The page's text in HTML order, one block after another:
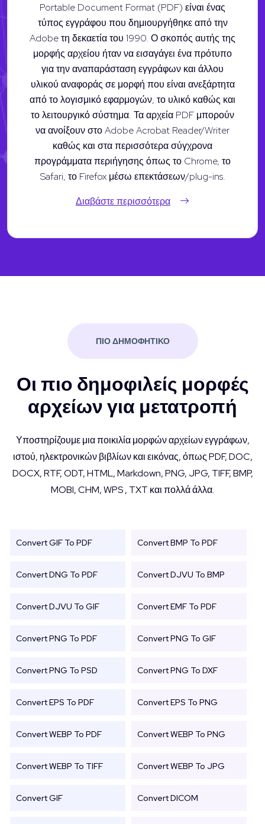
Portable Document Format (PDF) είναι ένας
τύπος εγγράφου που δημιουργήθηκε από την
Adobe τη δεκαετία του 1990. Ο σκοπός αυτής της
μορφής αρχείου ήταν να εισαγάγει ένα πρότυπο
για την αναπαράσταση εγγράφων και άλλου
υλικού αναφοράς σε μορφή που είναι ανεξάρτητα
από το λογισμικό εφαρμογών, το υλικό καθώς και
το λειτουργικό σύστημα. Τα αρχεία PDF μπορούν
να ανοίξουν στο Adobe Acrobat Reader/Writer
καθώς και στα περισσότερα σύγχρονα
προγράμματα περιήγησης όπως το Chrome, το
Safari, το Firefox μέσω επεκτάσεων/plug-ins.
Διαβάστε περισσότερα
ΠΙΟ ΔΗΜΟΦΗΤΙΚΟ
Οι πιο δημοφιλείς μορφές
αρχείων για μετατροπή
Υποστηρίζουμε μια ποικιλία μορφών αρχείων εγγράφων,
ιστού, ηλεκτρονικών βιβλίων και εικόνας, όπως PDF, DOC,
DOCX, RTF, ODT, HTML, Markdown, PNG, JPG, TIFF, BMP,
MOBI, CHM, WPS , TXT και πολλά άλλα.
Convert GIF To PDF Convert BMP To PDF
Convert DNG To PDF Convert DJVU To BMP
Convert DJVU To GIF Convert EMF To PDF
Convert PNG To PDF Convert PNG To GIF
Convert PNG To PSD Convert PNG To DXF
Convert EPS To PDF Convert EPS To PNG
Convert WEBP To PDF Convert WEBP To PNG
Convert WEBP To TIFF Convert WEBP To JPG
Convert GIF Convert DICOM